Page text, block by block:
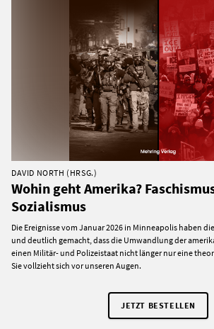
DAVID NORTH (HRSG.)
Wohin geht Amerika?
Sozialismus
Die Ereignisse vom Januar 2026 in Minneapolis haben
und deutlich gemacht, dass die Umwandlung der
einen Militär- und Polizeistaat nicht länger nur eine
Sie vollzieht sich vor unseren Augen.
JETZT BESTELLEN